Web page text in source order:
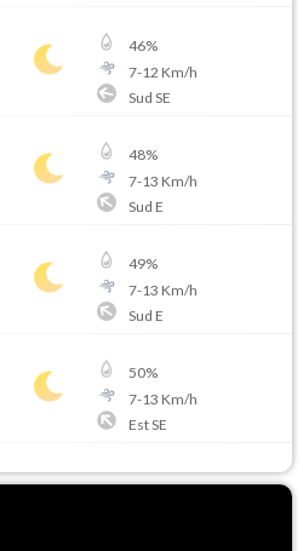
46%
7-12 Km/h
Sud SE
48%
7-13 Km/h
Sud E
49%
7-13 Km/h
Sud E
50%
7-13 Km/h
Est SE